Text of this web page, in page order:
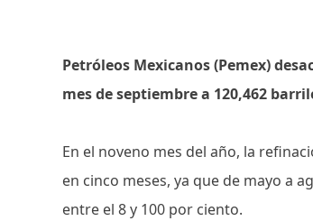
Petróleos Mexicanos (Pemex)
mes de septiembre a 120,462
En el noveno mes del año, la
en cinco meses, ya que de mayo a
entre el 8 y 100 por ciento.